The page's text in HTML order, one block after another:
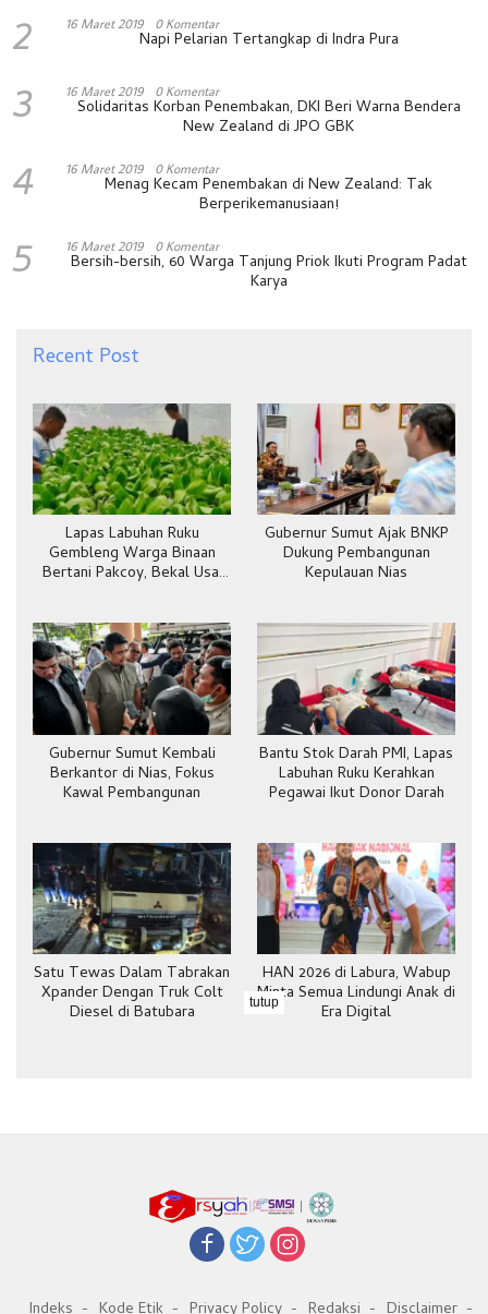
2 16 Maret 2019 0 Komentar
Napi Pelarian Tertangkap di Indra Pura
3 16 Maret 2019 0 Komentar
Solidaritas Korban Penembakan, DKI Beri Warna Bendera
New Zealand di JPO GBK
4 16 Maret 2019 0 Komentar
Menag Kecam Penembakan di New Zealand: Tak
Berperikemanusiaan!
5 16 Maret 2019 0 Komentar
Bersih-bersih, 60 Warga Tanjung Priok Ikuti Program Padat
Karya
Recent Post
Lapas Labuhan Ruku
Gembleng Warga Binaan
Bertani Pakcoy, Bekal Usai
Gubernur Sumut Ajak BNKP
Dukung Pembangunan
Kepulauan Nias
Gubernur Sumut Kembali
Berkantor di Nias, Fokus
Kawal Pembangunan
Bantu Stok Darah PMI, Lapas
Labuhan Ruku Kerahkan
Pegawai Ikut Donor Darah
Satu Tewas Dalam Tabrakan
Xpander Dengan Truk Colt
Diesel di Batubara
HAN 2026 di Labura, Wabup
Minta Semua Lindungi Anak di
Era Digital
tutup